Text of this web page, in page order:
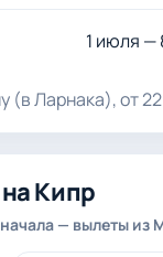
1 июля
(в Ларнака), от
Кипр
— вылеты из